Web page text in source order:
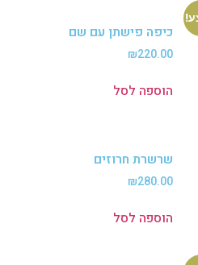
כיפה פישתן עם שם
₪220.00
הוספה לסל
שרשרת חרוזים
₪280.00
הוספה לסל